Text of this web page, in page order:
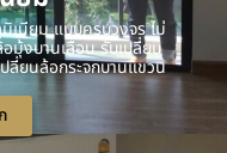
เนียม แบบครบวงจร ไม่
มุ้งบานเลื่อน รับเปลี่ยน
ลี่ยนล้อกระจกบานแขวน